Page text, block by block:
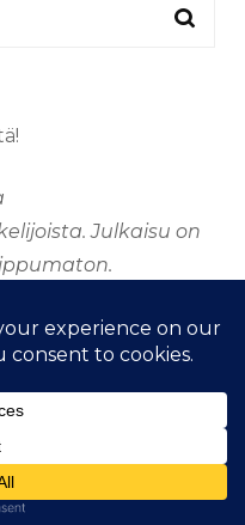
Julkaisu on
| KehittänytBlossom